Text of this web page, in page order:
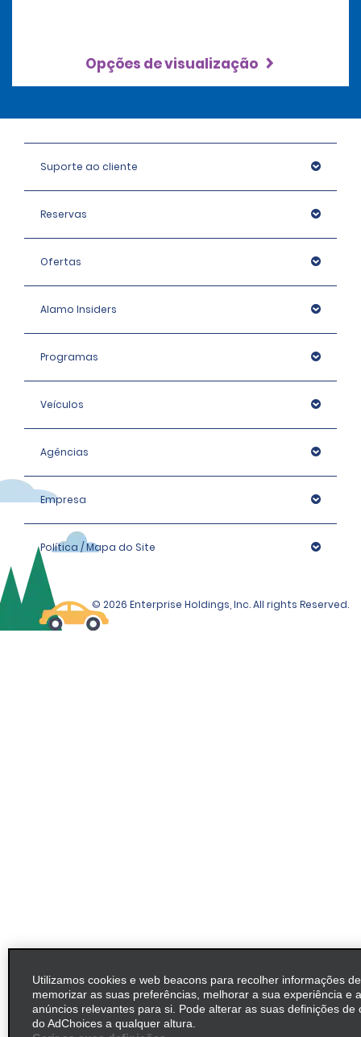
Opções de visualização
Suporte ao cliente
Reservas
Ofertas
Alamo Insiders
Programas
Veículos
Agências
Empresa
Política / Mapa do Site
© 2026 Enterprise Holdings, Inc. All rights Reserved.
Utilizamos cookies e web beacons para recolher informações
memorizar as suas preferências, melhorar a sua experiência e
anúncios relevantes para si. Pode alterar as suas definições de
do AdChoices a qualquer altura.